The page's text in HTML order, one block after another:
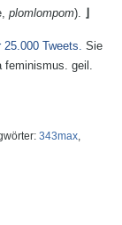
plomlompom).
Tweets. Sie
feminismus. geil.
343max,